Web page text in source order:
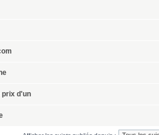
prix d'un